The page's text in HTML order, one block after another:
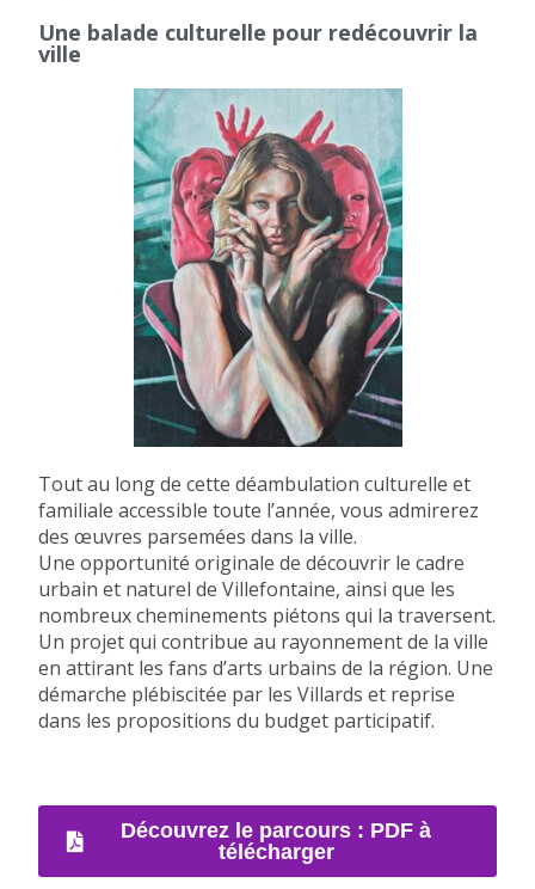
Une balade culturelle pour redécouvrir la
ville
Tout au long de cette déambulation culturelle et
familiale accessible toute l’année, vous admirerez
des œuvres parsemées dans la ville.
Une opportunité originale de découvrir le cadre
urbain et naturel de Villefontaine, ainsi que les
nombreux cheminements piétons qui la traversent.
Un projet qui contribue au rayonnement de la ville
en attirant les fans d’arts urbains de la région. Une
démarche plébiscitée par les Villards et reprise
dans les propositions du budget participatif.
Découvrez le parcours : PDF à
télécharger